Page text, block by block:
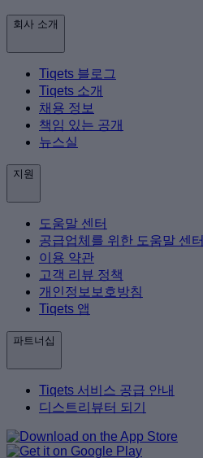
회사 소개
Tiqets 블로그
Tiqets 소개
채용 정보
책임 있는 공개
뉴스실
지원
도움말 센터
공급업체를 위한 도움말 센터
이용 약관
고객 리뷰 정책
개인정보보호방침
Tiqets 앱
파트너십
Tiqets 서비스 공급 안내
디스트리뷰터 되기